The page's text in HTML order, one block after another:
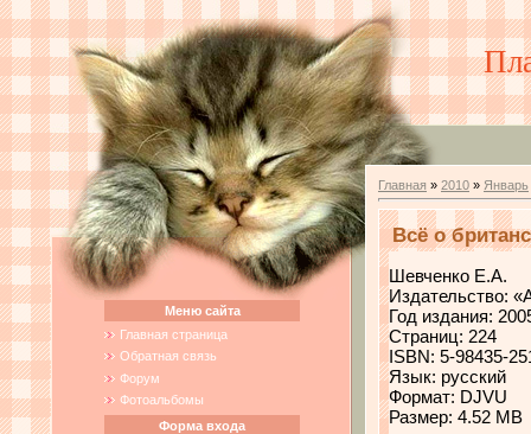
Меню сайта
Главная страница
Обратная связь
Форум
Фотоальбомы
Форма входа
Главная » 2010 » Январь
Всё о
Шевченко Е.А.
Издательство:
Год издания:
Страниц: 224
ISBN: 5-98435-
Язык: русский
Формат: DJVU
Размер: 4.52 MB